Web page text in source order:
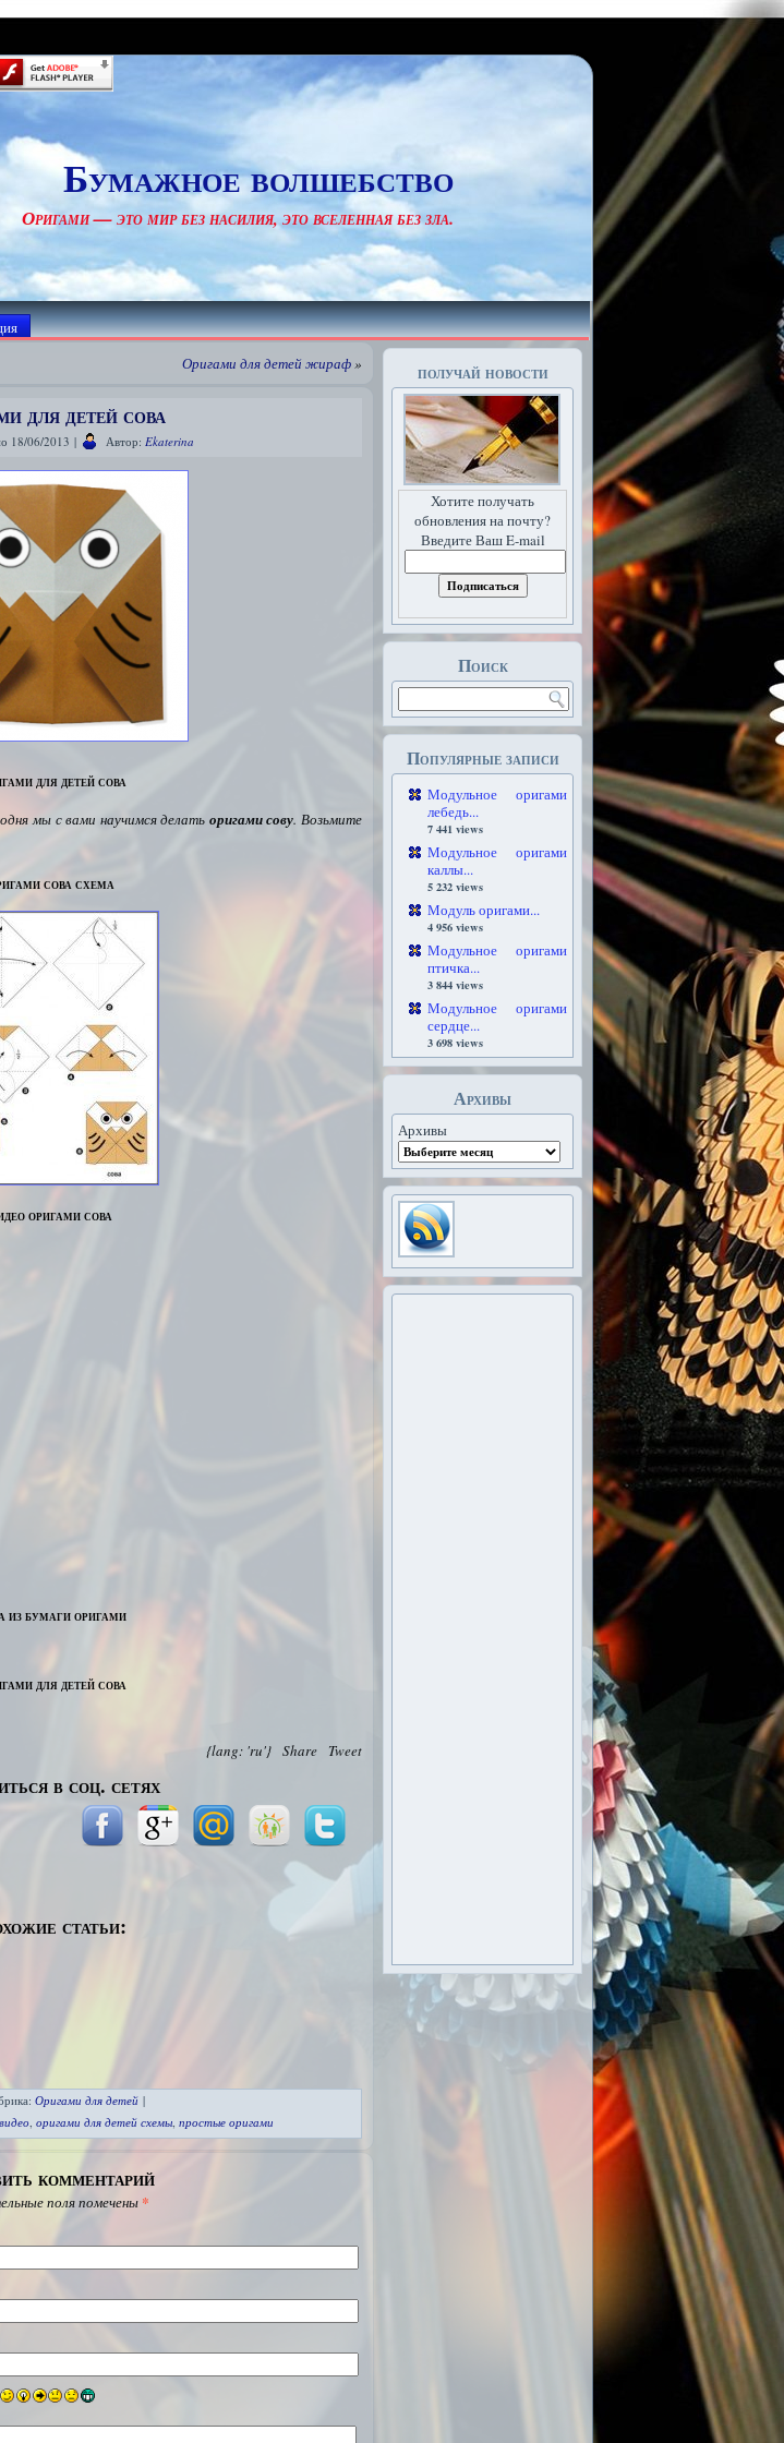
Бумажное волшебство
Оригами — это мир без насилия, это вселенная без зла.
Оригами для детей жираф»
для детей сова
18/06/2013 | Автор: Ekaterina
для детей сова
мы с вами научимся делать оригами сову. Возьмите
сова схема
оригами сова
из бумаги оригами
для детей сова
Tweet
Share
{lang: 'ru'}
в соц. сетях
статьи:
Оригами для детей |
, оригами для детей схемы, простые оригами
комментарий
поля помечены *
получай новости
Хотите получать
обновления на почту?
Введите Ваш E-mail
Поиск
Популярные записи
Модульное оригами
лебедь...
7 441 views
Модульное оригами
каллы...
5 232 views
Модуль оригами...
4 956 views
Модульное оригами
птичка...
3 844 views
Модульное оригами
сердце...
3 698 views
Архивы
Архивы